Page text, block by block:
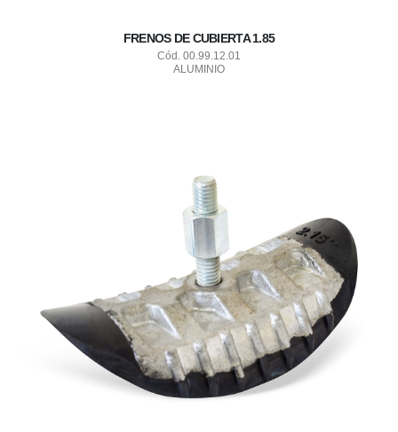
FRENOS DE CUBIERTA 1.85
Cód. 00.99.12.01
ALUMINIO